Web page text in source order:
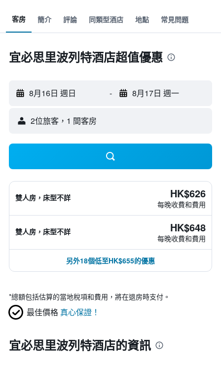
客房 簡介 評論 同類型酒店 地點 常見問題
宜必思里波列特酒店超值優惠
8月16日 週日 - 8月17日 週一
2位旅客，1 間客房
雙人房，床型不詳 HK$626
每晚收費和費用
雙人房，床型不詳 HK$648
每晚收費和費用
另外18個低至HK$655的優惠
*總額包括估算的當地稅項和費用，將在退房時支付。
最佳價格 真心保證！
宜必思里波列特酒店的資訊